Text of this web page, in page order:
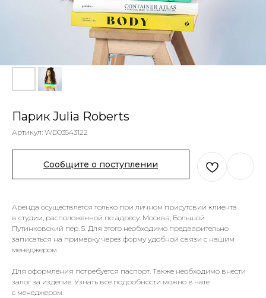
Парик Julia Roberts
Артикул: WD03543122
Сообщите о поступлении
Аренда осуществлется только при личном присутсвии клиента
в студии, расположенной по адресу: Москва, Большой
Путинковский пер. 5. Для этого необходимо предварительно
записаться на примерку через форму удобной связи с нашим
менеджером.
Для оформления потребуется паспорт. Также необходимо внести
залог за изделие. Узнать все подробности можно в чате
с менеджером.